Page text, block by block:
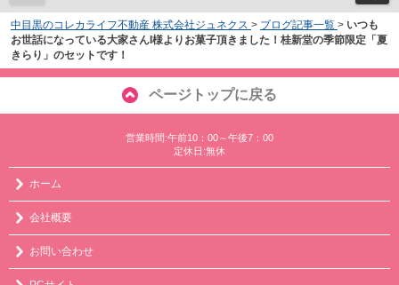
中目黒のコレカライフ不動産 株式会社ジュネクス > ブログ記事一覧 > いつも
お世話になっている大家さんI様よりお菓子頂きました！桂新堂の季節限定「夏
きらり」のセットです！
ページトップに戻る
営業時間:午前10：00～午後7：00
定休日:無休
ホーム
会社概要
お問い合わせ